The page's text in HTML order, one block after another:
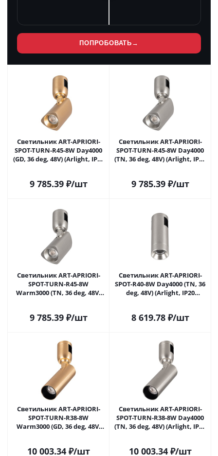
ПОПРОБОВАТЬ →
Светильник ART-APRIORI-
SPOT-TURN-R45-8W Day4000
(GD, 36 deg, 48V) (Arlight, IP20
9 785.39₽/шт
Светильник ART-APRIORI-
SPOT-TURN-R45-8W Day4000
(TN, 36 deg, 48V) (Arlight, IP20
9 785.39₽/шт
Светильник ART-APRIORI-
SPOT-TURN-R45-8W
Warm3000 (TN, 36 deg, 48V)
9 785.39₽/шт
Светильник ART-APRIORI-
SPOT-R40-8W Day4000 (TN, 36
deg, 48V) (Arlight, IP20
8 619.78₽/шт
Светильник ART-APRIORI-
SPOT-TURN-R38-8W
Warm3000 (GD, 36 deg, 48V)
10 003.34₽/шт
Светильник ART-APRIORI-
SPOT-TURN-R38-8W Day4000
(TN, 36 deg, 48V) (Arlight, IP20
10 003.34₽/шт